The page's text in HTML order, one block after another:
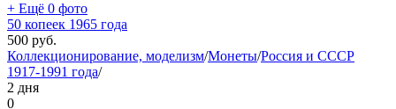
+ Ещё 0 фото
50 копеек 1965 года
500 руб.
Коллекционирование, моделизм/Монеты/Россия и СССР
1917-1991 года/
2 дня
0